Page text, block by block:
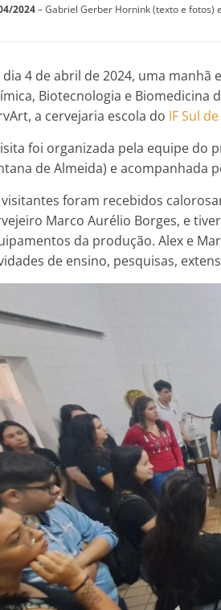
2024– Gabriel Gerber Hornink (texto e fotos)
dia 4 de abril de 2024, uma
Biotecnologia e Biomedicina
a cervejaria escola do IF Sul
foi organizada pela equipe do
de Almeida) e acompanhada
visitantes foram recebidos
Marco Aurélio Borges, e
da produção. Alex e
de ensino, pesquisas,